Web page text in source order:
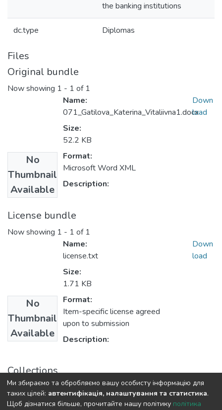
the banking institutions
dc.type Diplomas
Files
Original bundle
Now showing 1 - 1 of 1
No
Thumbnail
Available
Name:
071_Gatilova_Katerina_Vitaliivna1.docx
Size:
52.2 KB
Format:
Microsoft Word XML
Description:
Down
load
License bundle
Now showing 1 - 1 of 1
No
Thumbnail
Available
Name:
license.txt
Size:
1.71 KB
Format:
Item-specific license agreed
upon to submission
Description:
Down
load
Collections
Економіко-правовий факультет
Ми збираємо та обробляємо вашу особисту інформацію для
таких цілей: автентифікація, налаштування та статистика.
Щоб дізнатися більше, прочитайте нашу політику політика